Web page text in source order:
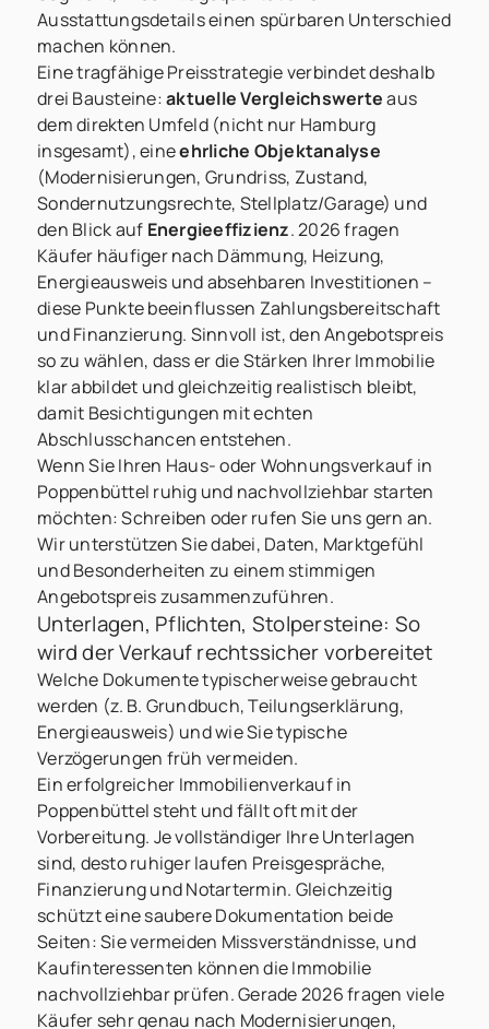
Ausstattungsdetails einen spürbaren Unterschied
machen können.
Eine tragfähige Preisstrategie verbindet deshalb
drei Bausteine:aktuelle Vergleichswerteaus
dem direkten Umfeld (nicht nur Hamburg
insgesamt), eineehrliche Objektanalyse
(Modernisierungen, Grundriss, Zustand,
Sondernutzungsrechte, Stellplatz/Garage) und
den Blick auf Energieeffizienz. 2026 fragen
Käufer häufiger nach Dämmung, Heizung,
Energieausweis und absehbaren Investitionen –
diese Punkte beeinflussen Zahlungsbereitschaft
und Finanzierung. Sinnvoll ist, den Angebotspreis
so zu wählen, dass er die Stärken Ihrer Immobilie
klar abbildet und gleichzeitig realistisch bleibt,
damit Besichtigungen mit echten
Abschlusschancen entstehen.
Wenn Sie Ihren Haus- oder Wohnungsverkauf in
Poppenbüttel ruhig und nachvollziehbar starten
möchten: Schreiben oder rufen Sie uns gern an.
Wir unterstützen Sie dabei, Daten, Marktgefühl
und Besonderheiten zu einem stimmigen
Angebotspreis zusammenzuführen.
Unterlagen, Pflichten, Stolpersteine: So
wird der Verkauf rechtssicher vorbereitet
Welche Dokumente typischerweise gebraucht
werden (z. B. Grundbuch, Teilungserklärung,
Energieausweis) und wie Sie typische
Verzögerungen früh vermeiden.
Ein erfolgreicher Immobilienverkauf in
Poppenbüttel steht und fällt oft mit der
Vorbereitung. Je vollständiger Ihre Unterlagen
sind, desto ruhiger laufen Preisgespräche,
Finanzierung und Notartermin. Gleichzeitig
schützt eine saubere Dokumentation beide
Seiten: Sie vermeiden Missverständnisse, und
Kaufinteressenten können die Immobilie
nachvollziehbar prüfen. Gerade 2026 fragen viele
Käufer sehr genau nach Modernisierungen,